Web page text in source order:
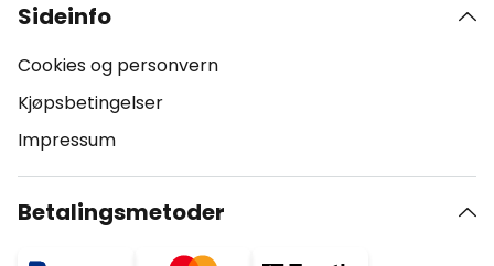
Sideinfo
Cookies og personvern
Kjøpsbetingelser
Impressum
Betalingsmetoder